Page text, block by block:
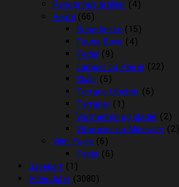
Rengørings artikler (4)
Reptil (66)
Bunddække (15)
Fauna Boxe (4)
Foder (9)
Lamper og Pærer (22)
Skåle (5)
Terrarie tilbehør (6)
Terrarier (1)
Varmesten og plader (2)
Vitaminer og Mineraler (2)
Vildt Fugle (6)
Foder (6)
Gavekort (1)
Rideudstyr (3080)